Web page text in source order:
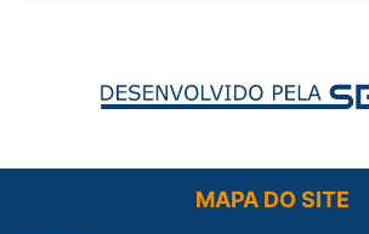
MAPA DO SITE